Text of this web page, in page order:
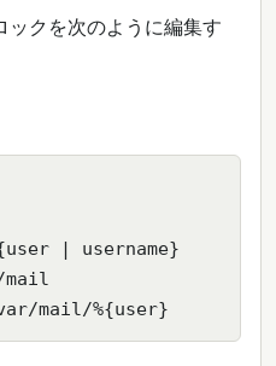
ックを次のように編集す
| username}
mail
mail/%{user}